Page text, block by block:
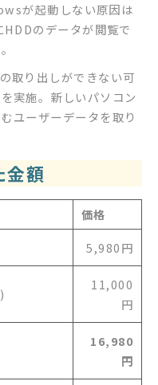
が起動しない原因は
のデータが閲覧で
取り出しができない可
実施。新しいパソコン
ユーザーデータを取り
金額
価格
5,980円
11,000
円
16,980
円